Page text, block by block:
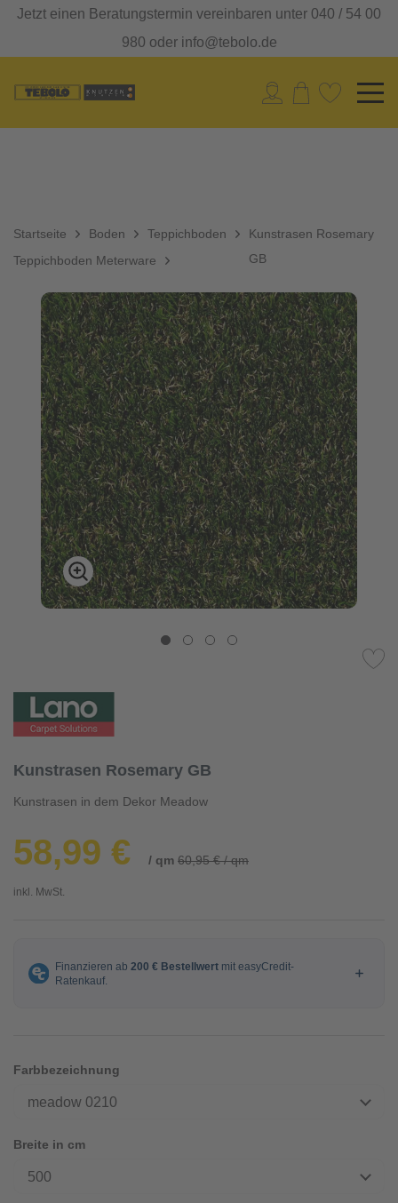
Jetzt einen Beratungstermin vereinbaren unter 040 / 54 00
980 oder info@tebolo.de
Startseite Boden
Teppichboden
Teppichboden Meterware
Kunstrasen Rosemary
GB
Kunstrasen Rosemary GB
Kunstrasen in dem Dekor Meadow
58,99 € / qm 60,95 € / qm
inkl. MwSt.
Farbbezeichnung
meadow 0210
Breite in cm
500